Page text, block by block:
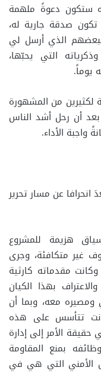
ستكون دعوةً ملهمة
صدقة جارية له،
الذي أرسل لي
التي يحبّها،
يوماً.
لكثيرين من المشهورة
أن رحل أشد الناس
واجبة الأداء.
عن مسار تحرير
هزيمة للمشروع
غير متكافئة، وجرى
مقدماته كارثية
بهذا الكيان
ومصيره معه، وبما أن
تتأسس على هذه
الأمر إلى إدارة
بمنع المقاومة
الأمني التي هي في